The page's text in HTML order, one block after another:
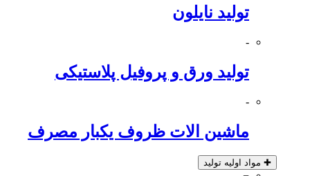
تولید نایلون
-
تولید ورق و پروفیل پلاستیکی
-
ماشین الات ظروف یکبار مصرف
✚ مواد اولیه تولید